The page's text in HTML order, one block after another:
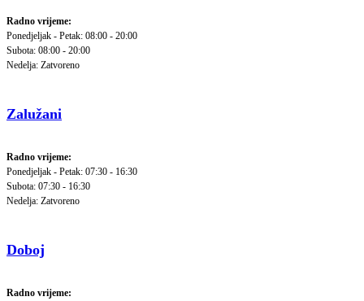
Radno vrijeme:
Ponedjeljak - Petak: 08:00 - 20:00
Subota: 08:00 - 20:00
Nedelja: Zatvoreno
Zalužani
Radno vrijeme:
Ponedjeljak - Petak: 07:30 - 16:30
Subota: 07:30 - 16:30
Nedelja: Zatvoreno
Doboj
Radno vrijeme: